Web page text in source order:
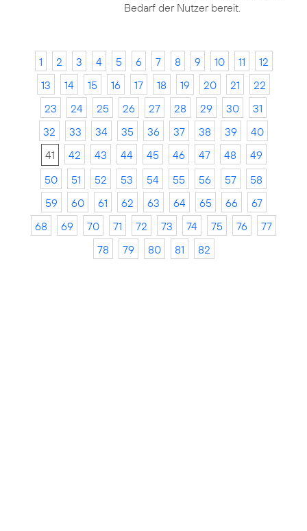
Bedarf der Nutzer bereit.
1 2 3 4 5 6 7 8 9 10 11
12
13
14 15 16 17 18 19 20 21
22
23
24 25 26 27 28 29 30
31
32
33 34 35 36 37 38 39
40
41
42 43 44 45 46 47 48
49
50
51 52 53 54 55 56 57
58
59
60 61 62 63 64 65 66
67
68
69 70 71 72 73 74 75 76
77
78
79 80 81 82